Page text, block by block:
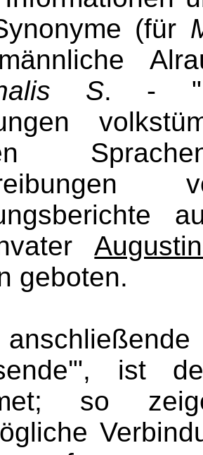
(für
S. -
geboten.
ist
so